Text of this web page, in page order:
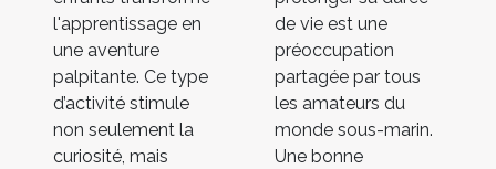
l'apprentissage en
une aventure
palpitante. Ce type
d’activité stimule
non seulement la
curiosité, mais
de vie est une
préoccupation
partagée par tous
les amateurs du
monde sous-marin.
Une bonne